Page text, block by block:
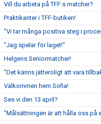
Vill du arbeta på TFF:s matcher?
Praktikanter i TFF-butiken!
"Vi tar många positiva steg i
"Jag spelar för laget!"
Helgens Seniormatcher!
"Det känns jätteroligt att vara
Välkommen hem Sofia!
Ses vi den 13 april?
"Målsättningen är att hålla oss på